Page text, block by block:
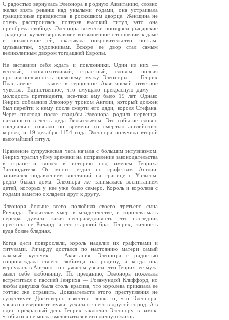
С радостью вернулась Элеонора в родную Аквитанию, словно
желая взять реванш над унылыми годами, она устраивала
грандиозные празднества в роскошном дворце. Женщина не
очень расстроилась, потеряв высокий титул, зато она
приобрела свободу. Элеонора всячески поощряла рыцарские
традиции, культивировавшие возвышенное отношение к даме
и поклонение ей, оказывала покровительство поэтам,
музыкантам, художникам. Вскоре ее двор стал самым
великолепным двором тогдашней Европы.
Не заставили себя ждать и поклонники. Один из них —
веселый, словоохотливый, страстный, словом, полная
противоположность прежнему мужу Элеоноры — Генрих
Плантагенет — зажег в герцогине Аквитанской ответное
чувство. Единственное, что смущало прекрасную даму —
молодость претендента, все-таки ему было 19 лет. Однако
Генрих соблазнил Элеонору троном Англии, который должен
был перейти к нему после смерти его дяди, короля Стефана.
Через полгода после свадьбы Элеонора родила первенца,
названного в честь деда Вильгельмом. Это событие словно
специально совпало по времени со смертью английского
короля, и 19 декабря 1154 года Элеонора получила второй
высочайший титул.
Правление супружеская чета начала с большим энтузиазмом.
Генрих тратил уйму времени на исправление законодательства
в стране и вошел в историю под именем Генриха
Законодателя. Он много ездил по графствам Англии,
занимался подавлением восстаний на границе с Уэльсом,
редко бывал дома. Элеонора же занималась воспитанием
детей, которых у нее уже было семеро. Король и королева с
годами заметно охладели друг к другу.
Элеонора больше всего полюбила своего третьего сына
Ричарда. Вильгельм умер в младенчестве, и королева-мать
нередко думала: какая несправедливость, что наследник
престола не Ричард, а его старший брат Генрих, личность
куда более бледная.
Когда дети повзрослели, король наделил их графствами и
титулами. Ричарду достался по настоянию матери самый
лакомый кусочек — Аквитания. Элеонора с радостью
сопровождала своего любимца на родину, а когда она
вернулась в Англию, то с ужасом узнала, что Генрих, ее муж,
завел себе любовницу. По преданию, Элеонора пожелала
встретиться с пассией Генриха — Розамундой Клиффорд, но
якобы девушка была столь красива, что королева приказала ее
тотчас же отравить. Доказательств этого преступления не
существует. Достоверно известно лишь то, что Элеонора,
узнав о неверности мужа, уехала от него в другой город. А в
один прекрасный день Генрих заключил Элеонору в замок,
чтобы она не могла вмешиваться в его личную жизнь.